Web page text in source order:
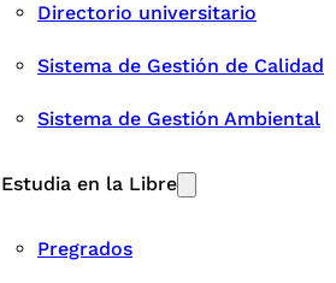
Directorio universitario
Sistema de Gestión de Calidad
Sistema de Gestión Ambiental
Estudia en la Libre
Pregrados